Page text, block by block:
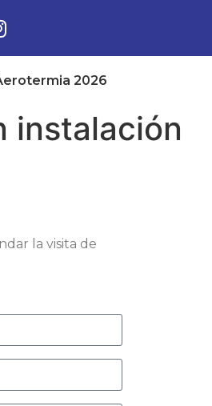
2026
instalación
la visita de